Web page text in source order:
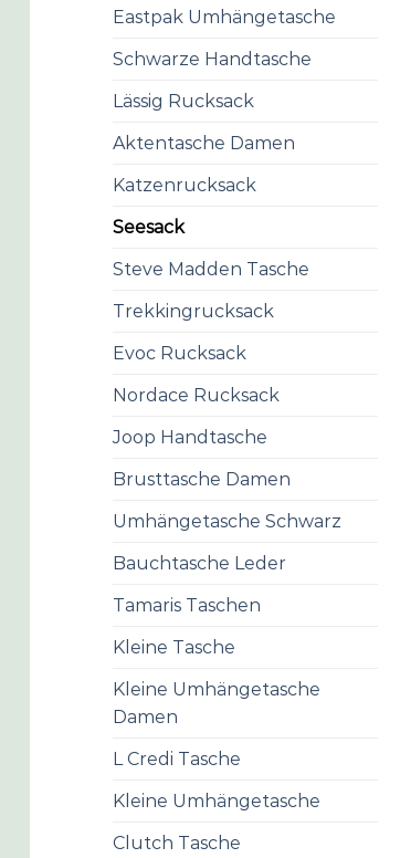
Eastpak Umhängetasche
Schwarze Handtasche
Lässig Rucksack
Aktentasche Damen
Katzenrucksack
Seesack
Steve Madden Tasche
Trekkingrucksack
Evoc Rucksack
Nordace Rucksack
Joop Handtasche
Brusttasche Damen
Umhängetasche Schwarz
Bauchtasche Leder
Tamaris Taschen
Kleine Tasche
Kleine Umhängetasche
Damen
L Credi Tasche
Kleine Umhängetasche
Clutch Tasche